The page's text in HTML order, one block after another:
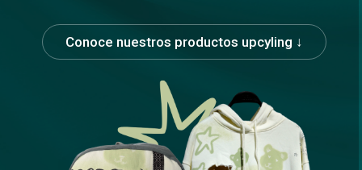
Conoce nuestros productos upcyling ↓